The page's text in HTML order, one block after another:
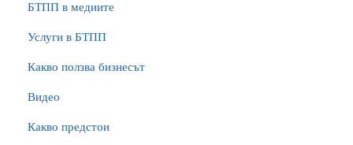
БTПП в медиите
Услуги в БТПП
Какво ползва бизнесът
Видео
Какво предстои